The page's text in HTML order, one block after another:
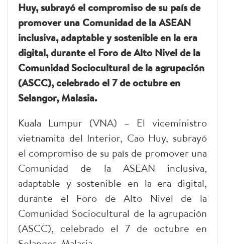
Huy, subrayó el compromiso de su país de
promover una Comunidad de la ASEAN
inclusiva, adaptable y sostenible en la era
digital, durante el Foro de Alto Nivel de la
Comunidad Sociocultural de la agrupación
(ASCC), celebrado el 7 de octubre en
Selangor, Malasia.
Kuala Lumpur (VNA) – El viceministro
vietnamita del Interior, Cao Huy, subrayó
el compromiso de su país de promover una
Comunidad de la ASEAN inclusiva,
adaptable y sostenible en la era digital,
durante el Foro de Alto Nivel de la
Comunidad Sociocultural de la agrupación
(ASCC), celebrado el 7 de octubre en